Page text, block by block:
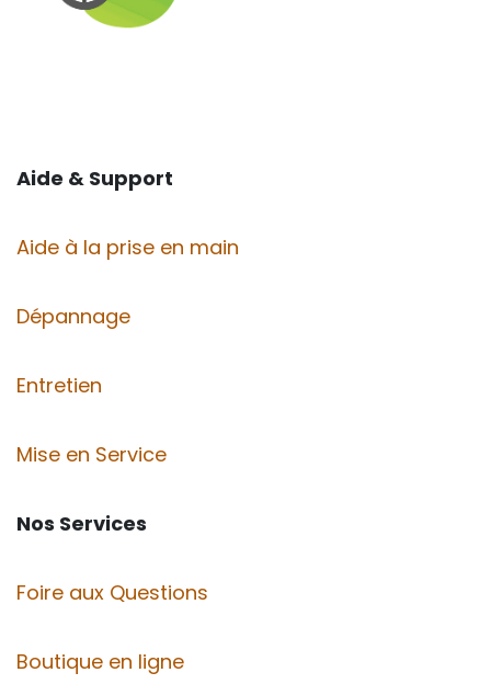
Aide & Support
Aide à la prise en main
Dépannage
Entretien
Mise en Service
Nos Services
Foire aux Questions
Boutique en ligne